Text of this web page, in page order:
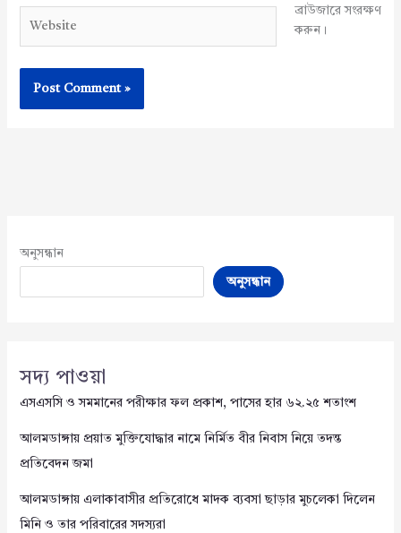
ব্রাউজারে সংরক্ষণ
করুন।
অনুসন্ধান
অনুসন্ধান
সদ্য পাওয়া
এসএসসি ও সমমানের পরীক্ষার ফল প্রকাশ, পাসের হার ৬২.২৫ শতাংশ
আলমডাঙ্গায় প্রয়াত মুক্তিযোদ্ধার নামে নির্মিত বীর নিবাস নিয়ে তদন্ত
প্রতিবেদন জমা
আলমডাঙ্গায় এলাকাবাসীর প্রতিরোধে মাদক ব্যবসা ছাড়ার মুচলেকা দিলেন
মিনি ও তার পরিবারের সদস্যরা